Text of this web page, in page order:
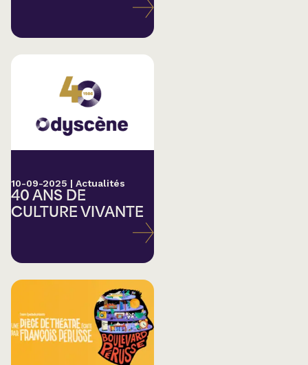
10-09-2025 | Actualités
40 ANS DE
CULTURE VIVANTE